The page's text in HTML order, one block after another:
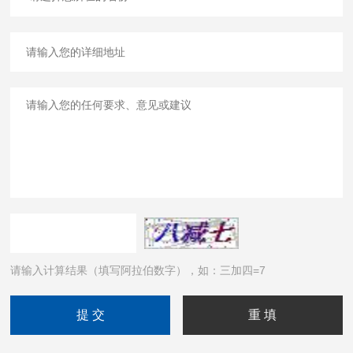
请输入计算结果（填写阿拉伯数字），如：三加四=7